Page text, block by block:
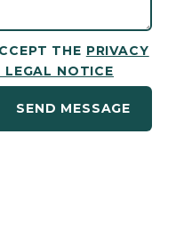
THE PRIVACY
NOTICE
SEND MESSAGE